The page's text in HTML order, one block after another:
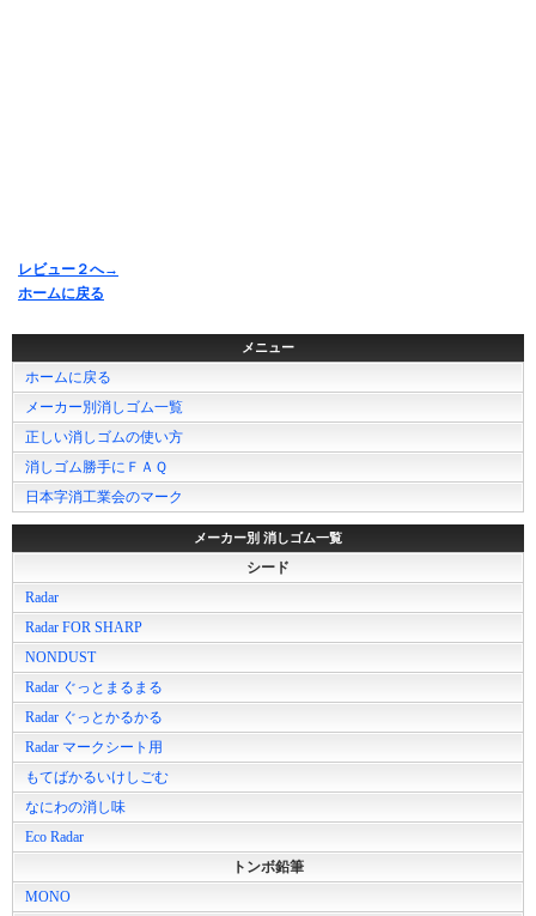
レビュー２へ→
ホームに戻る
メニュー
ホームに戻る
メーカー別消しゴム一覧
正しい消しゴムの使い方
消しゴム勝手にＦＡＱ
日本字消工業会のマーク
メーカー別 消しゴム一覧
シード
Radar
Radar FOR SHARP
NONDUST
Radar ぐっとまるまる
Radar ぐっとかるかる
Radar マークシート用
もてばかるいけしごむ
なにわの消し味
Eco Radar
トンボ鉛筆
MONO